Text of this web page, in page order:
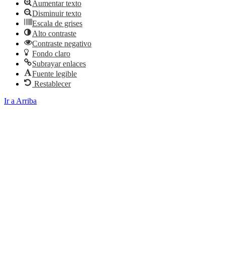
Aumentar texto
Disminuir texto
Escala de grises
Alto contraste
Contraste negativo
Fondo claro
Subrayar enlaces
Fuente legible
Restablecer
Ir a Arriba